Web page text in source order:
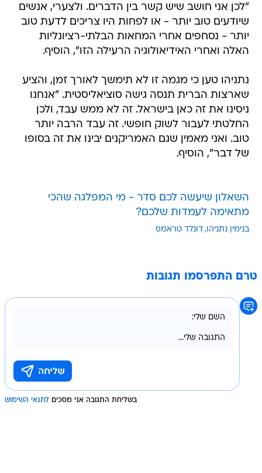
"לכן אני חושב שיש קשר בין הדברים. ולצערי, אנשים
שיודעים טוב יותר - או לפחות היו צריכים לדעת טוב
יותר - נסחפים אחרי המחאות הבלתי-רציונליות
האלה ואחרי האידיאולוגיה הרעילה הזו", הוסיף.
נתניהו טען כי מגמה זו לא תימשך לאורך זמן, והציע
שארצות הברית תנסה גישה סוציאליסטית. "אנחנו
ניסינו את זה כאן בישראל. זה לא ממש עבד, ולכן
החלטתי לעבור לשוק חופשי. זה עבד הרבה יותר
טוב. ואני מאמין שגם האמריקנים יבינו את זה בסופו
של דבר", הוסיף.
השאלון שיעשה לכם סדר - מי המפלגה שהכי
מתאימה לעמדות שלכם?
בנימין נתניהו דונלד טראמפ
טרם התפרסמו תגובות
בשליחת התגובה אני מסכים לתנאי השימוש